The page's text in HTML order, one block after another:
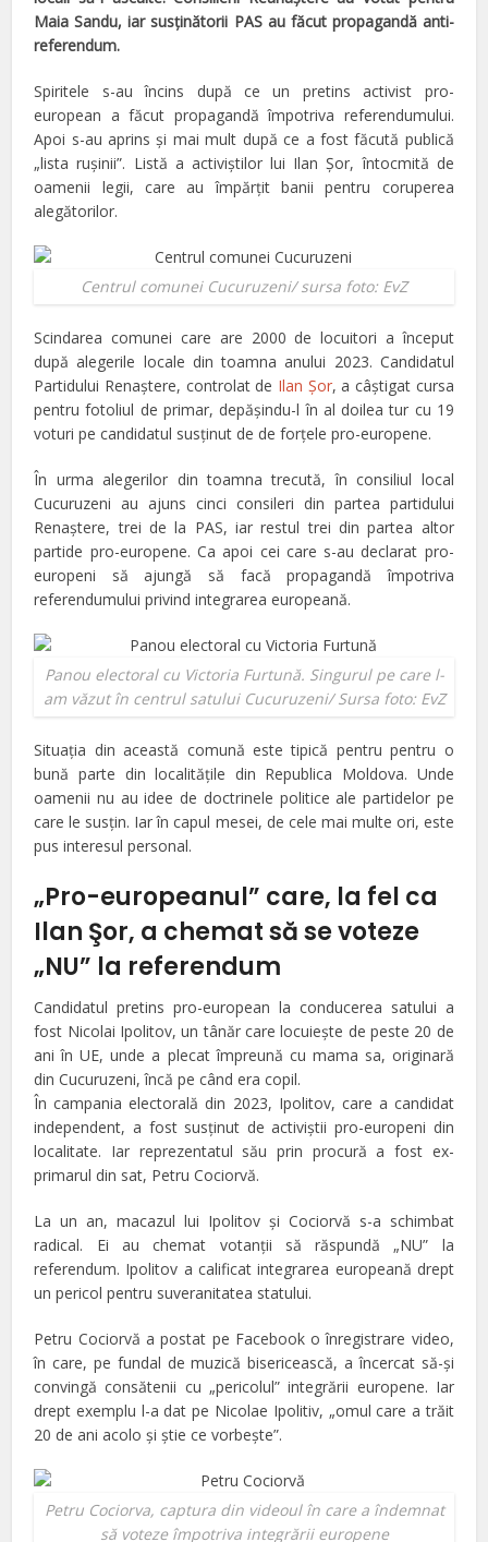
Maia Sandu, iar susţinătorii PAS au făcut propagandă anti-
referendum.
Spiritele s-au încins după ce un pretins activist pro-
european a făcut propagandă împotriva referendumului.
Apoi s-au aprins şi mai mult după ce a fost făcută publică
„lista ruşinii”. Listă a activiştilor lui Ilan Şor, întocmită de
oamenii legii, care au împărţit banii pentru coruperea
alegătorilor.
Centrul comunei Cucuruzeni/ sursa foto: EvZ
Scindarea comunei care are 2000 de locuitori a început
după alegerile locale din toamna anului 2023. Candidatul
Partidului Renaştere, controlat de Ilan Şor, a câştigat cursa
pentru fotoliul de primar, depăşindu-l în al doilea tur cu 19
voturi pe candidatul susţinut de de forţele pro-europene.
În urma alegerilor din toamna trecută, în consiliul local
Cucuruzeni au ajuns cinci consileri din partea partidului
Renaştere, trei de la PAS, iar restul trei din partea altor
partide pro-europene. Ca apoi cei care s-au declarat pro-
europeni să ajungă să facă propagandă împotriva
referendumului privind integrarea europeană.
Panou electoral cu Victoria Furtună. Singurul pe care l-
am văzut în centrul satului Cucuruzeni/ Sursa foto: EvZ
Situaţia din această comună este tipică pentru pentru o
bună parte din localităţile din Republica Moldova. Unde
oamenii nu au idee de doctrinele politice ale partidelor pe
care le susţin. Iar în capul mesei, de cele mai multe ori, este
pus interesul personal.
„Pro-europeanul” care, la fel ca
Ilan Şor, a chemat să se voteze
„NU” la referendum
Candidatul pretins pro-european la conducerea satului a
fost Nicolai Ipolitov, un tânăr care locuieşte de peste 20 de
ani în UE, unde a plecat împreună cu mama sa, originară
din Cucuruzeni, încă pe când era copil.
În campania electorală din 2023, Ipolitov, care a candidat
independent, a fost susţinut de activiştii pro-europeni din
localitate. Iar reprezentatul său prin procură a fost ex-
primarul din sat, Petru Cociorvă.
La un an, macazul lui Ipolitov şi Cociorvă s-a schimbat
radical. Ei au chemat votanţii să răspundă „NU” la
referendum. Ipolitov a calificat integrarea europeană drept
un pericol pentru suveranitatea statului.
Petru Cociorvă a postat pe Facebook o înregistrare video,
în care, pe fundal de muzică bisericească, a încercat să-şi
convingă consătenii cu „pericolul” integrării europene. Iar
drept exemplu l-a dat pe Nicolae Ipolitiv, „omul care a trăit
20 de ani acolo şi ştie ce vorbeşte”.
Petru Cociorva, captura din videoul în care a îndemnat
să voteze împotriva integrării europene